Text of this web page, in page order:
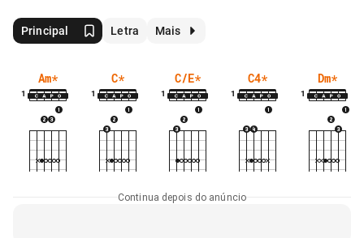
Principal Letra Mais
Am*
1
C*
1
C/E*
1
C4*
1
Dm*
1
Continua depois do anúncio